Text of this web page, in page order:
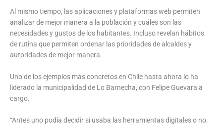
Al mismo tiempo, las aplicaciones y plataformas web permiten
analizar de mejor manera a la población y cuáles son las
necesidades y gustos de los habitantes. Incluso revelan hábitos
de rutina que permiten ordenar las prioridades de alcaldes y
autoridades de mejor manera.
Uno de los ejemplos más concretos en Chile hasta ahora lo ha
liderado la municipalidad de Lo Barnecha, con Felipe Guevara a
cargo.
“Antes uno podía decidir si usaba las herramientas digitales o no.